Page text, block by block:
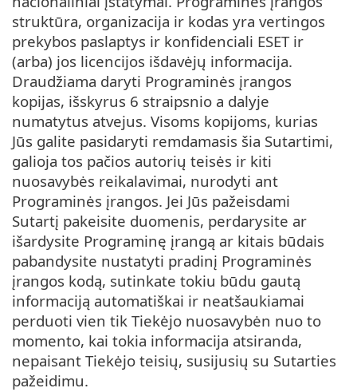
struktūra, organizacija ir kodas yra vertingos
prekybos paslaptys ir konfidenciali ESET ir
(arba) jos licencijos išdavėjų informacija.
Draudžiama daryti Programinės įrangos
kopijas, išskyrus 6 straipsnio a dalyje
numatytus atvejus. Visoms kopijoms, kurias
Jūs galite pasidaryti remdamasis šia Sutartimi,
galioja tos pačios autorių teisės ir kiti
nuosavybės reikalavimai, nurodyti ant
Programinės įrangos. Jei Jūs pažeisdami
Sutartį pakeisite duomenis, perdarysite ar
išardysite Programinę įrangą ar kitais būdais
pabandysite nustatyti pradinį Programinės
įrangos kodą, sutinkate tokiu būdu gautą
informaciją automatiškai ir neatšaukiamai
perduoti vien tik Tiekėjo nuosavybėn nuo to
momento, kai tokia informacija atsiranda,
nepaisant Tiekėjo teisių, susijusių su Sutarties
pažeidimu.